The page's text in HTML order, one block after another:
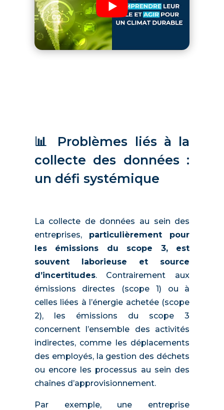
📊 Problèmes liés à la
collecte des données :
un défi systémique
La collecte de données au sein des
entreprises, particulièrement pour
les émissions du scope 3, est
souvent laborieuse et source
d’incertitudes. Contrairement aux
émissions directes (scope 1) ou à
celles liées à l’énergie achetée (scope
2), les émissions du scope 3
concernent l’ensemble des activités
indirectes, comme les déplacements
des employés, la gestion des déchets
ou encore les processus au sein des
chaînes d’approvisionnement.
Par exemple, une entreprise